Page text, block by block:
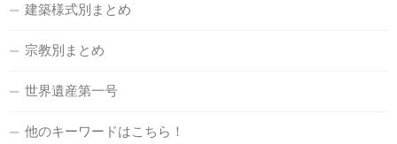
建築様式別まとめ
宗教別まとめ
世界遺産第一号
他のキーワードはこちら！